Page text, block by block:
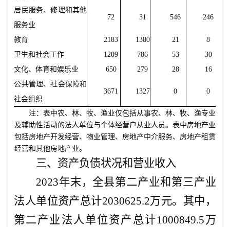
居民服务、修理和其他
服务业
72 31 546 246
教育 2183 1380 21
8
卫生和社会工作
1209 786 53
30
文化、体育和娱乐业
650 279 28
16
公共管理、社会保障和
社会组织
3671 1327 0 0
注：表中农、林、牧、渔业仅包括从事农、林、牧、渔专业
及辅助性活动的法人单位与个体经营户从业人员。表中房地产业
包括房地产开发经营、物业管理、房地产中介服务、房地产租赁
经营和其他房地产业。
三、资产负债状况和营业收入
2023年末，全县第二产业和第三产业
法人单位资产总计2030625.2万元。其中，
第二产业法人单位资产总计1000849.5万